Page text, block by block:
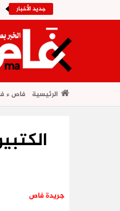
جديد الأخبار
الرئيسية فاص ء
جريدة فاص